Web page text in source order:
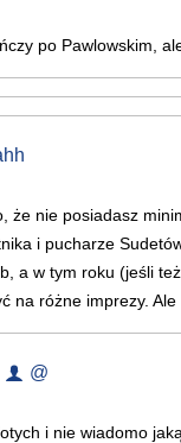
po Pawlowskim,
że nie posiadasz
i pucharze
a w tym roku (jeśli
na różne imprezy.
@
i nie wiadomo